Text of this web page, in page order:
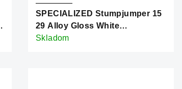
SPECIALIZED Stumpjumper 15
29 Alloy Gloss White
Mountains/Dark Moss Green
Skladom